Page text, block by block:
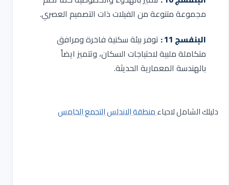
مجموعة متنوعة من الفيلات ذات التصميم العصري.
البنفسج 11 :
توفر بيئة سكنية فاخرة ومرافق
متكاملة ملبية لاحتياجات السكان، وتتميز ايضاً
بالهندسة المعمارية الحديثة.
دليلك الشامل لاحياءمنطقة الاندلس التجمع الخامس